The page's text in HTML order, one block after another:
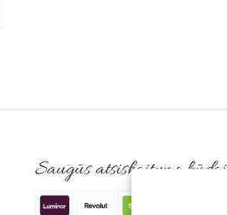
Saugūs atsiskaitymo būdai